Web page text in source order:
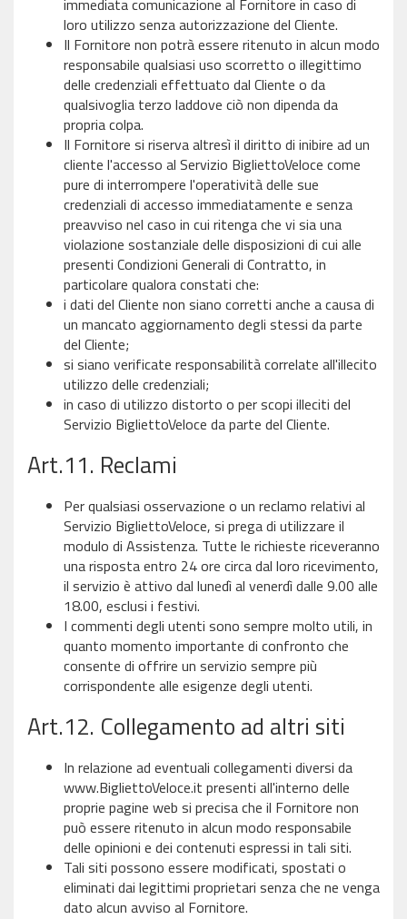
immediata comunicazione al Fornitore in caso di
loro utilizzo senza autorizzazione del Cliente.
Il Fornitore non potrà essere ritenuto in alcun modo
responsabile qualsiasi uso scorretto o illegittimo
delle credenziali effettuato dal Cliente o da
qualsivoglia terzo laddove ciò non dipenda da
propria colpa.
Il Fornitore si riserva altresì il diritto di inibire ad un
cliente l'accesso al Servizio BigliettoVeloce come
pure di interrompere l'operatività delle sue
credenziali di accesso immediatamente e senza
preavviso nel caso in cui ritenga che vi sia una
violazione sostanziale delle disposizioni di cui alle
presenti Condizioni Generali di Contratto, in
particolare qualora constati che:
i dati del Cliente non siano corretti anche a causa di
un mancato aggiornamento degli stessi da parte
del Cliente;
si siano verificate responsabilità correlate all'illecito
utilizzo delle credenziali;
in caso di utilizzo distorto o per scopi illeciti del
Servizio BigliettoVeloce da parte del Cliente.
Art.11. Reclami
Per qualsiasi osservazione o un reclamo relativi al
Servizio BigliettoVeloce, si prega di utilizzare il
modulo di Assistenza. Tutte le richieste riceveranno
una risposta entro 24 ore circa dal loro ricevimento,
il servizio è attivo dal lunedì al venerdì dalle 9.00 alle
18.00, esclusi i festivi.
I commenti degli utenti sono sempre molto utili, in
quanto momento importante di confronto che
consente di offrire un servizio sempre più
corrispondente alle esigenze degli utenti.
Art.12. Collegamento ad altri siti
In relazione ad eventuali collegamenti diversi da
www.BigliettoVeloce.it presenti all'interno delle
proprie pagine web si precisa che il Fornitore non
può essere ritenuto in alcun modo responsabile
delle opinioni e dei contenuti espressi in tali siti.
Tali siti possono essere modificati, spostati o
eliminati dai legittimi proprietari senza che ne venga
dato alcun avviso al Fornitore.